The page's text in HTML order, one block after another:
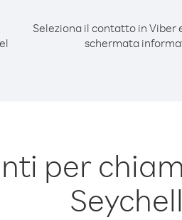
Seleziona il contatto in Viber
schermata
per